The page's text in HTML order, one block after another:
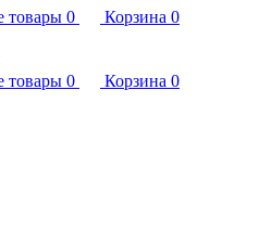
товары 0 Корзина 0
товары 0 Корзина 0